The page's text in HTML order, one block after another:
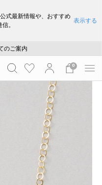
式最新情報や、おすすめ
。
表示する
内届け状況について
のご案内
>>
内届け状況について
0